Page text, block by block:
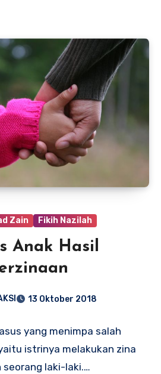
Zain Fikih Nazilah
Anak Hasil
13 Oktober 2018
yang menimpa salah
istrinya melakukan zina
seorang laki-laki.…